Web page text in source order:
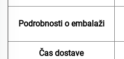
Podrobnosti o embalaži
Čas dostave